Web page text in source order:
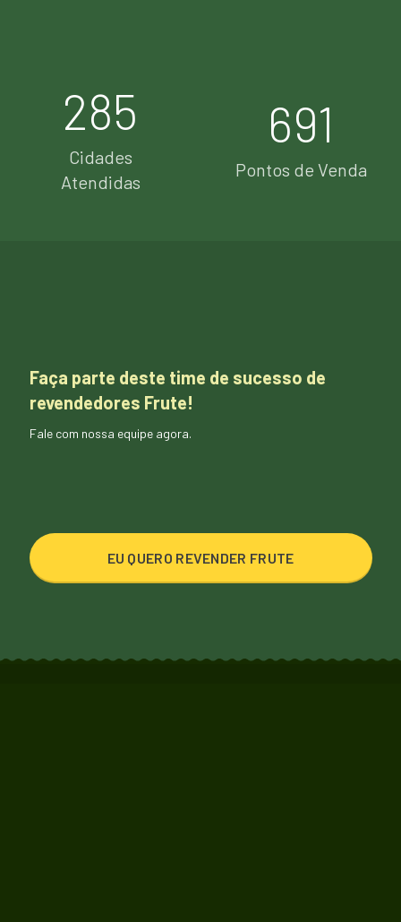
287
Cidades
Atendidas
697
Pontos de Venda
Faça parte deste time de sucesso de
revendedores Frute!
Fale com nossa equipe agora.
EU QUERO REVENDER FRUTE